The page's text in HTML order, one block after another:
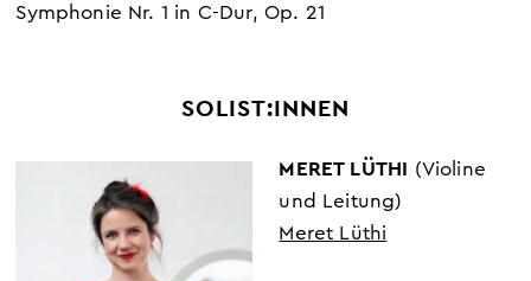
Symphonie Nr. 1 in C-Dur, Op. 21
SOLIST:INNEN
MERET LÜTHI (Violine
und Leitung)
Meret Lüthi